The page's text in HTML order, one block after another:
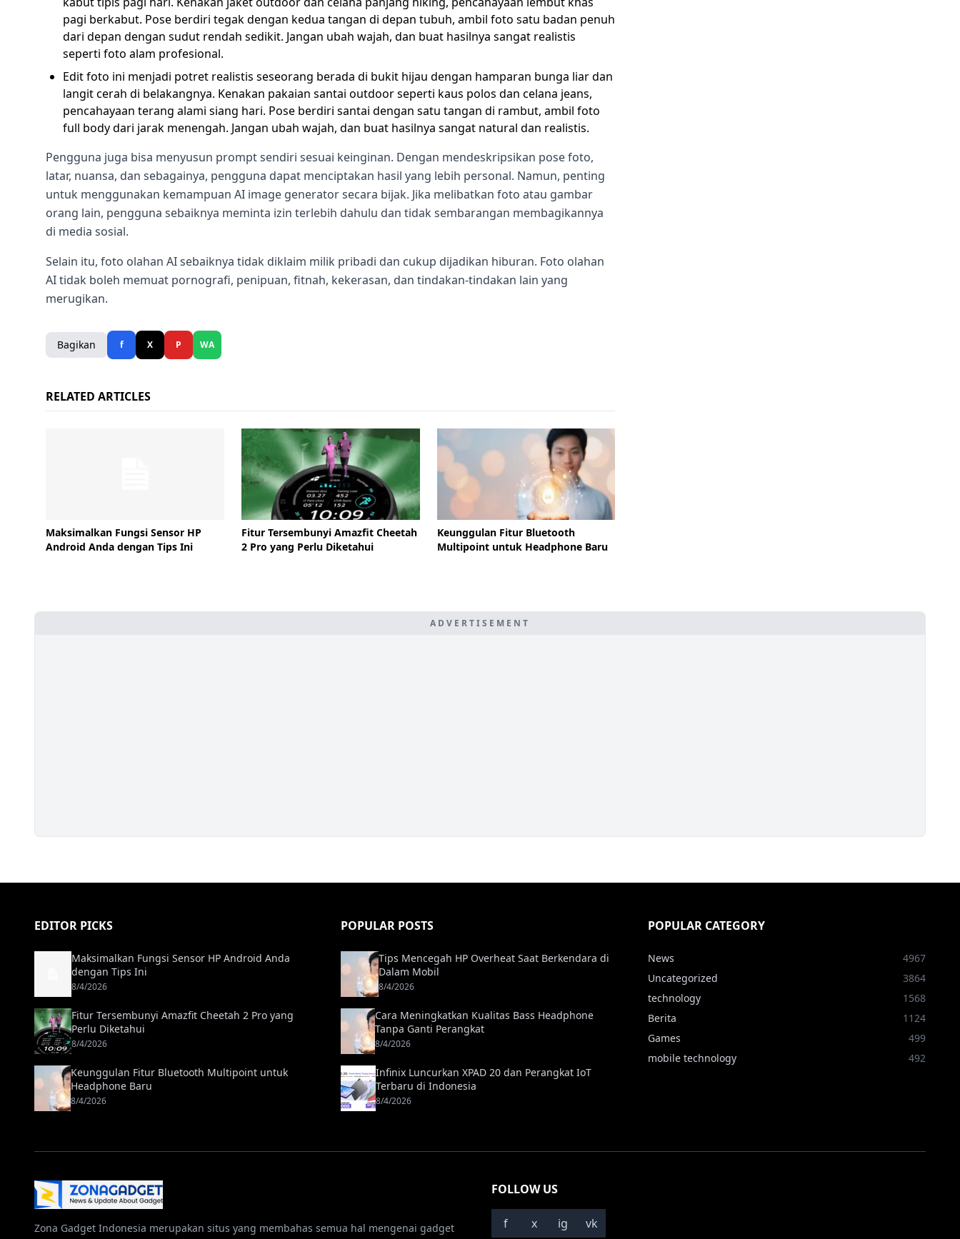
pagi berkabut. Pose berdiri tegak dengan kedua tangan di depan tubuh, ambil foto satu badan penuh
dari depan dengan sudut rendah sedikit. Jangan ubah wajah, dan buat hasilnya sangat realistis
seperti foto alam profesional.
Edit foto ini menjadi potret realistis seseorang berada di bukit hijau dengan hamparan bunga liar dan
langit cerah di belakangnya. Kenakan pakaian santai outdoor seperti kaus polos dan celana jeans,
pencahayaan terang alami siang hari. Pose berdiri santai dengan satu tangan di rambut, ambil foto
full body dari jarak menengah. Jangan ubah wajah, dan buat hasilnya sangat natural dan realistis.
Pengguna juga bisa menyusun prompt sendiri sesuai keinginan. Dengan mendeskripsikan pose foto,
latar, nuansa, dan sebagainya, pengguna dapat menciptakan hasil yang lebih personal. Namun, penting
untuk menggunakan kemampuan AI image generator secara bijak. Jika melibatkan foto atau gambar
orang lain, pengguna sebaiknya meminta izin terlebih dahulu dan tidak sembarangan membagikannya
di media sosial.
Selain itu, foto olahan AI sebaiknya tidak diklaim milik pribadi dan cukup dijadikan hiburan. Foto olahan
AI tidak boleh memuat pornografi, penipuan, fitnah, kekerasan, dan tindakan-tindakan lain yang
merugikan.
Bagikan f X P WA
RELATED ARTICLES
Maksimalkan Fungsi Sensor HP
Android Anda dengan Tips Ini
Fitur Tersembunyi Amazfit Cheetah
2 Pro yang Perlu Diketahui
Keunggulan Fitur Bluetooth
Multipoint untuk Headphone Baru
ADVERTISEMENT
EDITOR PICKS
Maksimalkan Fungsi Sensor HP Android Anda
dengan Tips Ini
8/4/2026
Fitur Tersembunyi Amazfit Cheetah 2 Pro yang
Perlu Diketahui
8/4/2026
Keunggulan Fitur Bluetooth Multipoint untuk
Headphone Baru
8/4/2026
POPULAR POSTS
Tips Mencegah HP Overheat Saat Berkendara di
Dalam Mobil
8/4/2026
Cara Meningkatkan Kualitas Bass Headphone
Tanpa Ganti Perangkat
8/4/2026
Infinix Luncurkan XPAD 20 dan Perangkat IoT
Terbaru di Indonesia
8/4/2026
POPULAR CATEGORY
News
4967
Uncategorized
3864
technology
1568
Berita
1124
Games
499
mobile technology
492
Zona Gadget Indonesia merupakan situs yang membahas semua hal mengenai gadget
FOLLOW US
f x ig vk